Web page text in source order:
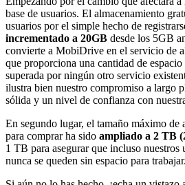
base de usuarios. El almacenamiento
usuarios por el simple hecho de
incrementado a 20GB desde los 5GB
convierte a MobiDrive en el servicio de
que proporciona una cantidad de
superada por ningún otro servicio
ilustra bien nuestro compromiso a largo
sólida y un nivel de confianza con
En segundo lugar, el tamaño máximo de
para comprar ha sido ampliado a 2 TB
1 TB para asegurar que incluso nuestros
nunca se queden sin espacio para trabajar.